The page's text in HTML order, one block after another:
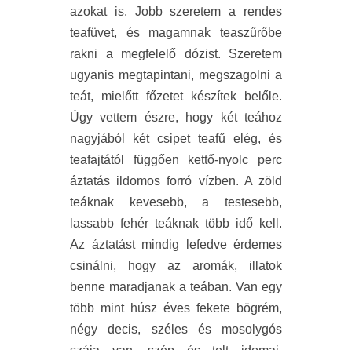
azokat is. Jobb szeretem a rendes
teafüvet, és magamnak teaszűrőbe
rakni a megfelelő dózist. Szeretem
ugyanis megtapintani, megszagolni a
teát, mielőtt főzetet készítek belőle.
Úgy vettem észre, hogy két teához
nagyjából két csipet teafű elég, és
teafajtától függően kettő-nyolc perc
áztatás ildomos forró vízben. A zöld
teáknak kevesebb, a testesebb,
lassabb fehér teáknak több idő kell.
Az áztatást mindig lefedve érdemes
csinálni, hogy az aromák, illatok
benne maradjanak a teában. Van egy
több mint húsz éves fekete bögrém,
négy decis, széles és mosolygós